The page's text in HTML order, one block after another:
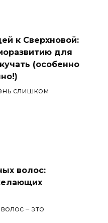
к Сверхновой:
для
(особенно
слишком
волос:
– это